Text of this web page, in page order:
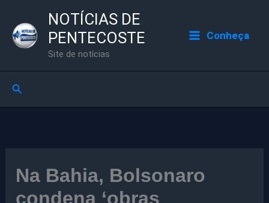
para
NOTÍCIAS DE
PENTECOSTE
Site de notícias
Conheça
Pesquisar
Na Bahia, Bolsonaro
condena ‘obras